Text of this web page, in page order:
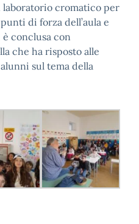
laboratorio cromatico per
di forza dell’aula e
conclusa con
che ha risposto alle
sul tema della